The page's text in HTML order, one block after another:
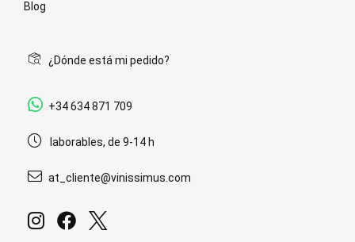
Blog
¿Dónde está mi pedido?
+34 634 871 709
laborables, de 9-14 h
at_cliente@vinissimus.com